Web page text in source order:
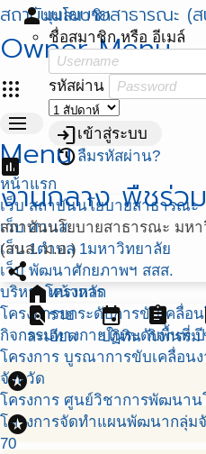
สถาบันนโยบายสาธารณะ (
Owner Menu
apps
personมุมสมาชิก
ชื่อสมาชิก หรือ อีเมล์
รหัสผ่าน
loginเข้าสู่ระบบ
restoreลืมรหัสผ่าน?
menu
Menu
หน้าแรก
เว็บ สถาบันนโยบายสาธารณะ
เว็บ ศวนส.
เว็บ 1ตำบล 1มหาวิทยาลัย
เว็บ พัฒนาศักยภาพฯ สสส.
บริหารโครงการ
โครงการยกระดับการขับเคลื่อ
กิจกรรมทางกายในระดับพื้นที่ ปี
โครงการ บูรณาการขับเคลื่อน
จังหวัด
โครงการ ศูนย์วิชาการพัฒนา
โครงการจัดทำแผนพัฒนากลุ่ม
70
assessment
งานกลาง พืชร่ว
สถาบันนโยบายสาธารณะ มห
(สนส. ม.อ.)
share
homeหน้าหลัก
find_in_pageราย
ละเอียด
event
ปฏิทิน
assignment
กิจกรรม
stars
stars